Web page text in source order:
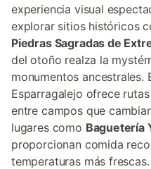
experiencia visual
explorar sitios históricos
Piedras Sagradas de
del otoño realza la
monumentos ancestrales.
Esparragalejo ofrece
entre campos que
lugares como Baguetería
proporcionan comida
temperaturas más